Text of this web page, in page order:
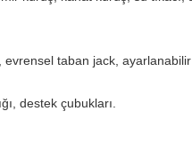
taban jack, ayarlanabilir
destek çubukları.